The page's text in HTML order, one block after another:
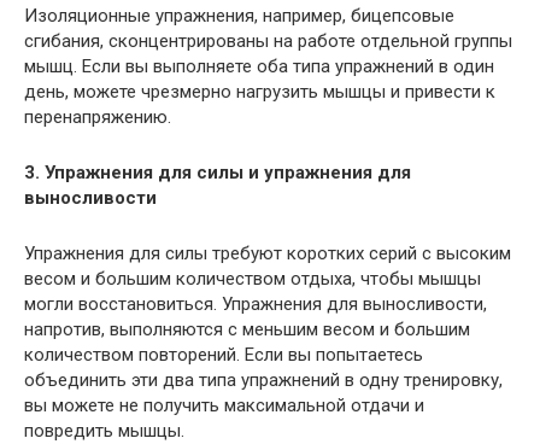
Изоляционные упражнения, например, бицепсовые
сгибания, сконцентрированы на работе отдельной группы
мышц. Если вы выполняете оба типа упражнений в один
день, можете чрезмерно нагрузить мышцы и привести к
перенапряжению.
3. Упражнения для силы и упражнения для
выносливости
Упражнения для силы требуют коротких серий с высоким
весом и большим количеством отдыха, чтобы мышцы
могли восстановиться. Упражнения для выносливости,
напротив, выполняются с меньшим весом и большим
количеством повторений. Если вы попытаетесь
объединить эти два типа упражнений в одну тренировку,
вы можете не получить максимальной отдачи и
повредить мышцы.